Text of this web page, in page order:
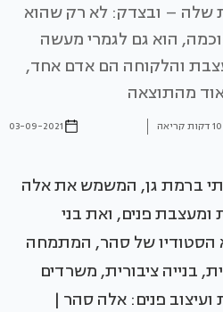
שלה – ובצדק: לא רק שהוא
הוא גם לגמרי מעשה
והלקוחה הם אדם אחד,
מהתוצאה
10 דקות קריאה 03-09-2021
ברמת גן, המשמש את אלה
פנים, ואת בני
של סהר, המתמחה
בנייה ציבורית, משרדים
ועיצוב פנים: אלה סהר |